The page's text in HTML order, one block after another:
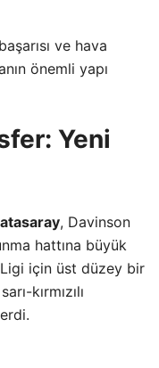
ve hava
önemli yapı
Yeni
, Davinson
hattına büyük
için üst düzey bir
kırmızılı